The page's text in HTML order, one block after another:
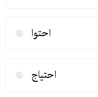
احتوا
احتیاج